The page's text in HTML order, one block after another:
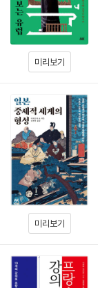
미리보기
미리보기